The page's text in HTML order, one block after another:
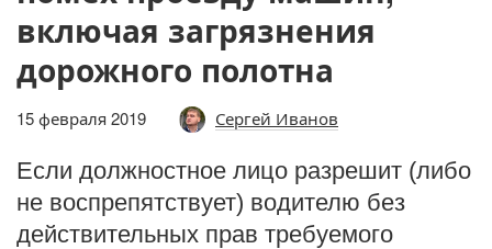
включая загрязнения
дорожного полотна
15 февраля 2019 Сергей Иванов
Если должностное лицо разрешит (либо
не воспрепятствует) водителю без
действительных прав требуемого